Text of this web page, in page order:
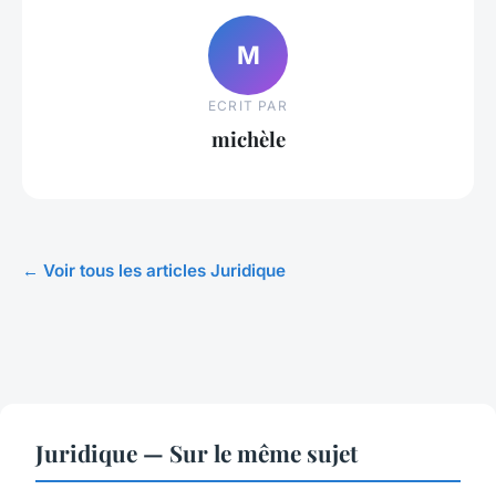
M
ECRIT PAR
michèle
← Voir tous les articles Juridique
Juridique — Sur le même sujet